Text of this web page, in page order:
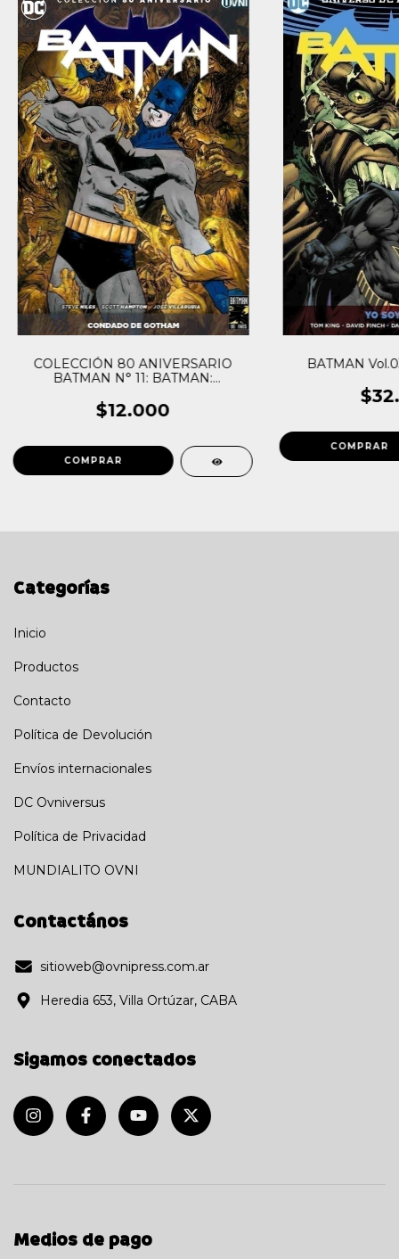
COLECCIÓN 80 ANIVERSARIO
BATMAN N° 11: BATMAN:
$12.000
BATMAN
Categorías
Inicio
Productos
Contacto
Política de Devolución
Envíos internacionales
DC Ovniversus
Política de Privacidad
MUNDIALITO OVNI
Contactános
sitioweb@ovnipress.com.ar
Heredia 653, Villa Ortúzar, CABA
Sigamos conectados
Medios de pago